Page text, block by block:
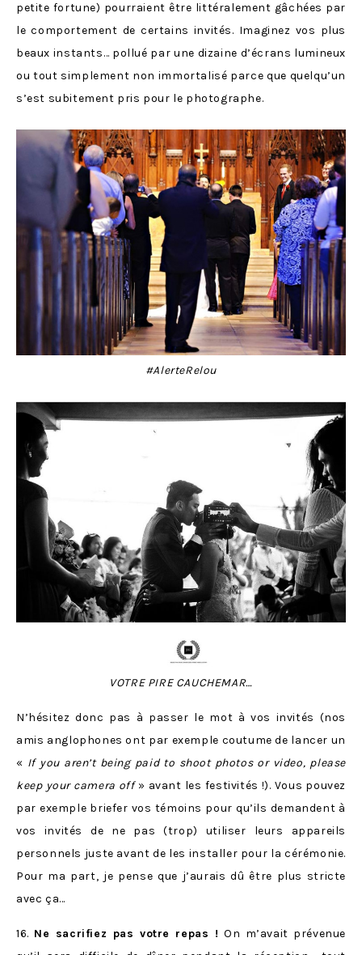
petite fortune) pourraient être littéralement gâchées par
le comportement de certains invités. Imaginez vos plus
beaux instants… pollué par une dizaine d’écrans lumineux
ou tout simplement non immortalisé parce que quelqu’un
s’est subitement pris pour le photographe.
#AlerteRelou
VOTRE PIRE CAUCHEMAR…
N’hésitez donc pas à passer le mot à vos invités (nos
amis anglophones ont par exemple coutume de lancer un
« If you aren’t being paid to shoot photos or video, please
keep your camera off» avant les festivités !). Vous pouvez
par exemple briefer vos témoins pour qu’ils demandent à
vos invités de ne pas (trop) utiliser leurs appareils
personnels juste avant de les installer pour la cérémonie.
Pour ma part, je pense que j’aurais dû être plus stricte
avec ça…
16. Ne sacrifiez pas votre repas ! On m’avait prévenue